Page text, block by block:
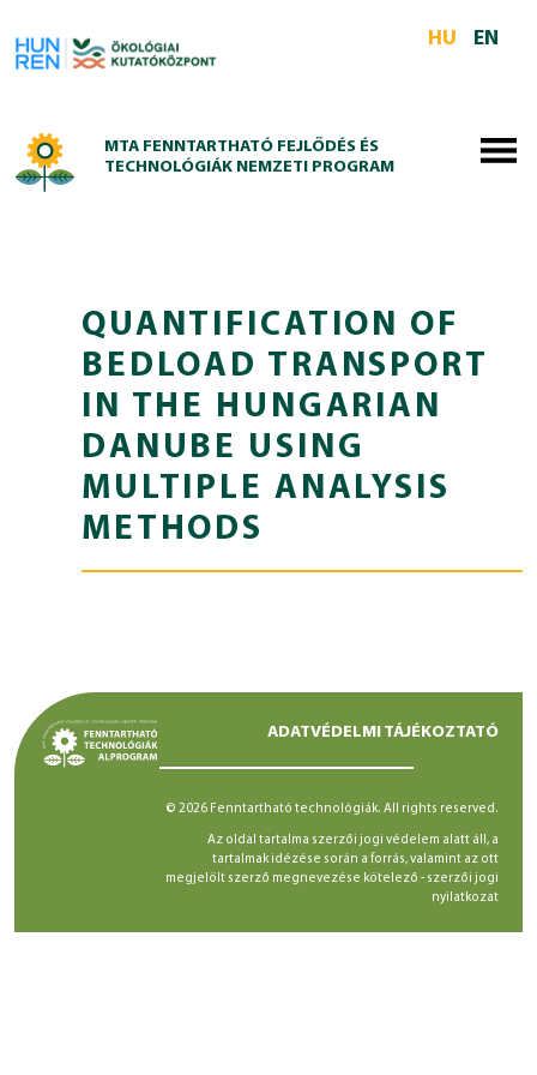
HU
EN
MTA FENNTARTHATÓ FEJLŐDÉS ÉS
TECHNOLÓGIÁK NEMZETI PROGRAM
QUANTIFICATION OF
BEDLOAD TRANSPORT
IN THE HUNGARIAN
DANUBE USING
MULTIPLE ANALYSIS
METHODS
ADATVÉDELMI TÁJÉKOZTATÓ
© 2026 Fenntartható technológiák. All rights reserved.
Az oldal tartalma szerzői jogi védelem alatt áll, a
tartalmak idézése során a forrás, valamint az ott
megjelölt szerző megnevezése kötelező - szerzői jogi
nyilatkozat